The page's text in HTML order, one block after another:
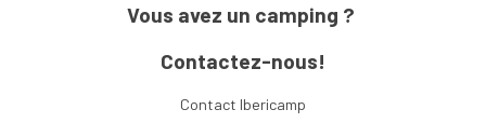
Vous avez un camping ?
Contactez-nous!
Contact Ibericamp